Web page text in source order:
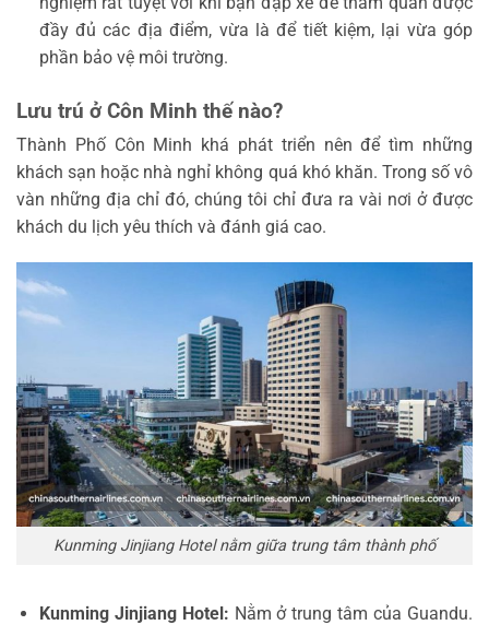
đầy đủ các địa điểm, vừa là để tiết kiệm, lại vừa góp
phần bảo vệ môi trường.
Lưu trú ở Côn Minh thế nào?
Thành Phố Côn Minh khá phát triển nên để tìm những
khách sạn hoặc nhà nghỉ không quá khó khăn. Trong số vô
vàn những địa chỉ đó, chúng tôi chỉ đưa ra vài nơi ở được
khách du lịch yêu thích và đánh giá cao.
Kunming Jinjiang Hotel nằm giữa trung tâm thành phố
Kunming Jinjiang Hotel: Nằm ở trung tâm của Guandu.